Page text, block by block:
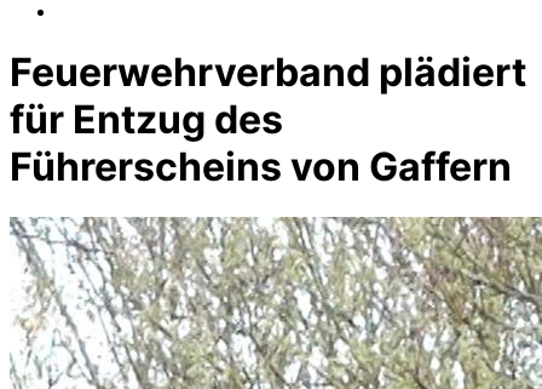
Feuerwehrverband plädiert
für Entzug des
Führerscheins von Gaffern